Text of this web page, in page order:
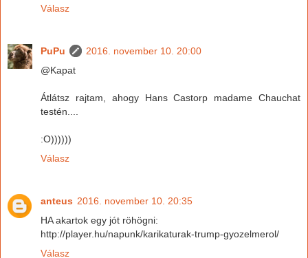
Válasz
PuPu
2016. november 10. 20:00
@Kapat
Átlátsz rajtam, ahogy Hans Castorp madame Chauchat
testén....
:O))))))
Válasz
anteus 2016. november 10. 20:35
HA akartok egy jót röhögni:
http://player.hu/napunk/karikaturak-trump-gyozelmerol/
Válasz